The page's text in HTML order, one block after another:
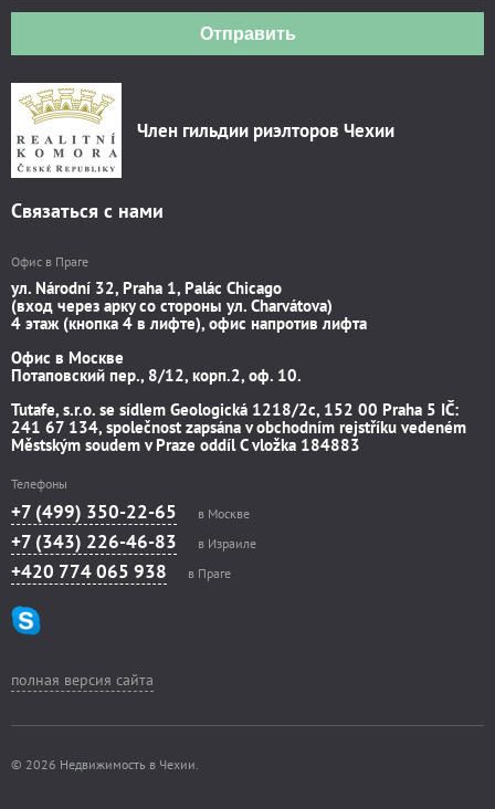
Отправить
Член гильдии риэлторов Чехии
Связаться с нами
Офис в Праге
ул. Národní 32, Praha 1, Palác Chicago
(вход через арку со стороны ул. Charvátova)
4 этаж (кнопка 4 в лифте), офис напротив лифта
Офис в Москве
Потаповский пер., 8/12, корп.2, оф. 10.
Tutafe, s.r.o. se sídlem Geologická 1218/2c, 152 00 Praha 5 IČ:
241 67 134, společnost zapsána v obchodním rejstříku vedeném
Městským soudem v Praze oddíl C vložka 184883
Телефоны
+7 (499) 350-22-65 в Москве
+7 (343) 226-46-83 в Израиле
+420 774 065 938 в Праге
полная версия сайта
© 2026 Недвижимость в Чехии.